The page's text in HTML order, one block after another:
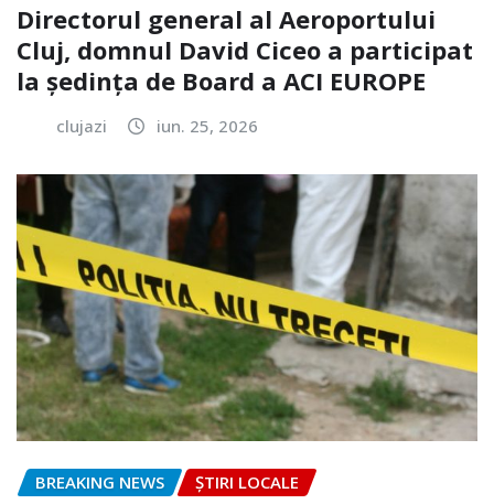
Directorul general al Aeroportului
Cluj, domnul David Ciceo a participat
la ședința de Board a ACI EUROPE
clujazi iun. 25, 2026
BREAKING NEWS ȘTIRI LOCALE